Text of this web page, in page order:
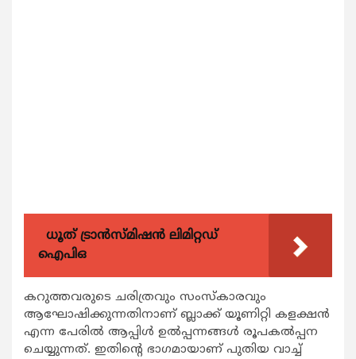
ധൂത് ട്രാൻസ്മിഷൻ ലിമിറ്റഡ്
ഐപിഒ
കറുത്തവരുടെ ചരിത്രവും സംസ്‌കാരവും
ആഘോഷിക്കുന്നതിനാണ് ബ്ലാക്ക് യൂണിറ്റി കളക്ഷന്‍
എന്ന പേരില്‍ ആപ്പിള്‍ ഉല്‍പ്പന്നങ്ങള്‍ രൂപകല്‍പ്പന
ചെയ്യുന്നത്. ഇതിന്റെ ഭാഗമായാണ് പുതിയ വാച്ച്